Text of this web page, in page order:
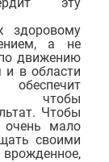
а не
движению
и в области
чтобы
Чтобы
очень мало
своими